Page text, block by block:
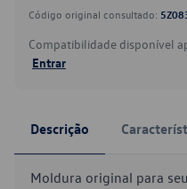
Código original consultado:
Compatibilidade disponível
Entrar
Descrição
Moldura original para